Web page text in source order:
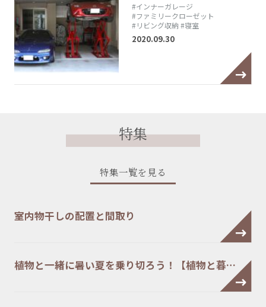
#インナーガレージ
#ファミリークローゼット
#リビング収納 #寝室
2020.09.30
特集
特集一覧を見る
室内物干しの配置と間取り
植物と一緒に暑い夏を乗り切ろう！【植物と暮…